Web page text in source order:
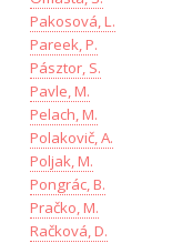
Pakosová, L.
Pareek, P.
Pásztor, S.
Pavle, M.
Pelach, M.
Polakovič, A.
Poljak, M.
Pongrác, B.
Pračko, M.
Račková, D.